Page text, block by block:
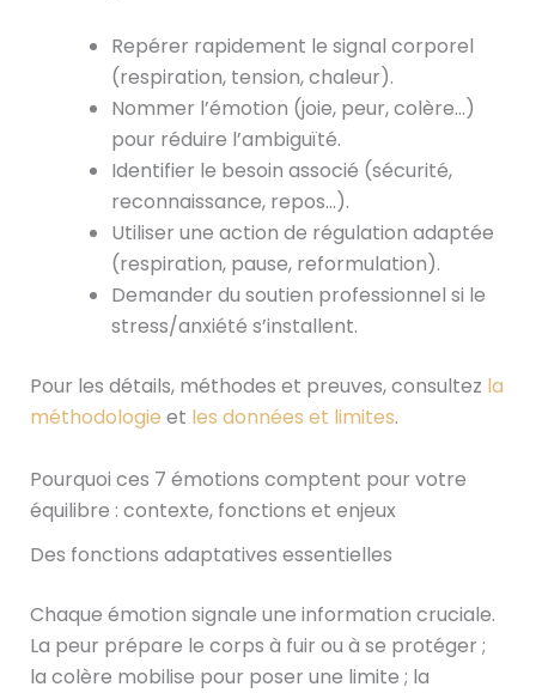
Repérer rapidement le signal corporel
(respiration, tension, chaleur).
Nommer l’émotion (joie, peur, colère…)
pour réduire l’ambiguïté.
Identifier le besoin associé (sécurité,
reconnaissance, repos…).
Utiliser une action de régulation adaptée
(respiration, pause, reformulation).
Demander du soutien professionnel si le
stress/anxiété s’installent.
Pour les détails, méthodes et preuves, consultez la
méthodologie et les données et limites.
Pourquoi ces 7 émotions comptent pour votre
équilibre : contexte, fonctions et enjeux
Des fonctions adaptatives essentielles
Chaque émotion signale une information cruciale.
La peur prépare le corps à fuir ou à se protéger ;
la colère mobilise pour poser une limite ; la